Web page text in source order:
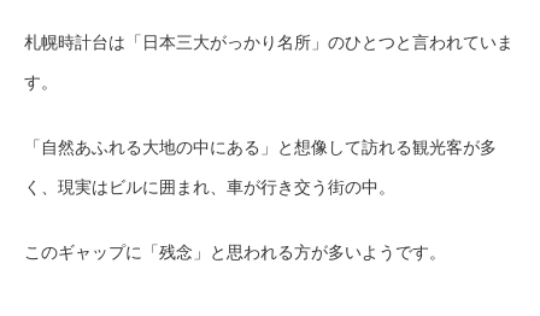
札幌時計台は「日本三大がっかり名所」のひとつと言われていま
す。
「自然あふれる大地の中にある」と想像して訪れる観光客が多
く、現実はビルに囲まれ、車が行き交う街の中。
このギャップに「残念」と思われる方が多いようです。